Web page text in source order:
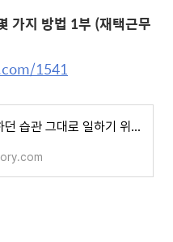
가지 방법 1부 (재택근무
1541
비대면 시대 일하던 습관 그대로 일하기 위해 필요한 기술 - 집에서 코로나19 맞서는 방법 : 재택